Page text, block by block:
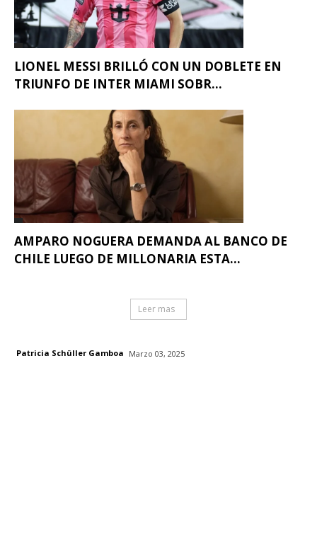
LIONEL MESSI BRILLÓ CON UN DOBLETE EN
TRIUNFO DE INTER MIAMI SOBR...
AMPARO NOGUERA DEMANDA AL BANCO DE
CHILE LUEGO DE MILLONARIA ESTA...
Leer mas
Patricia Schüller Gamboa Marzo 03, 2025